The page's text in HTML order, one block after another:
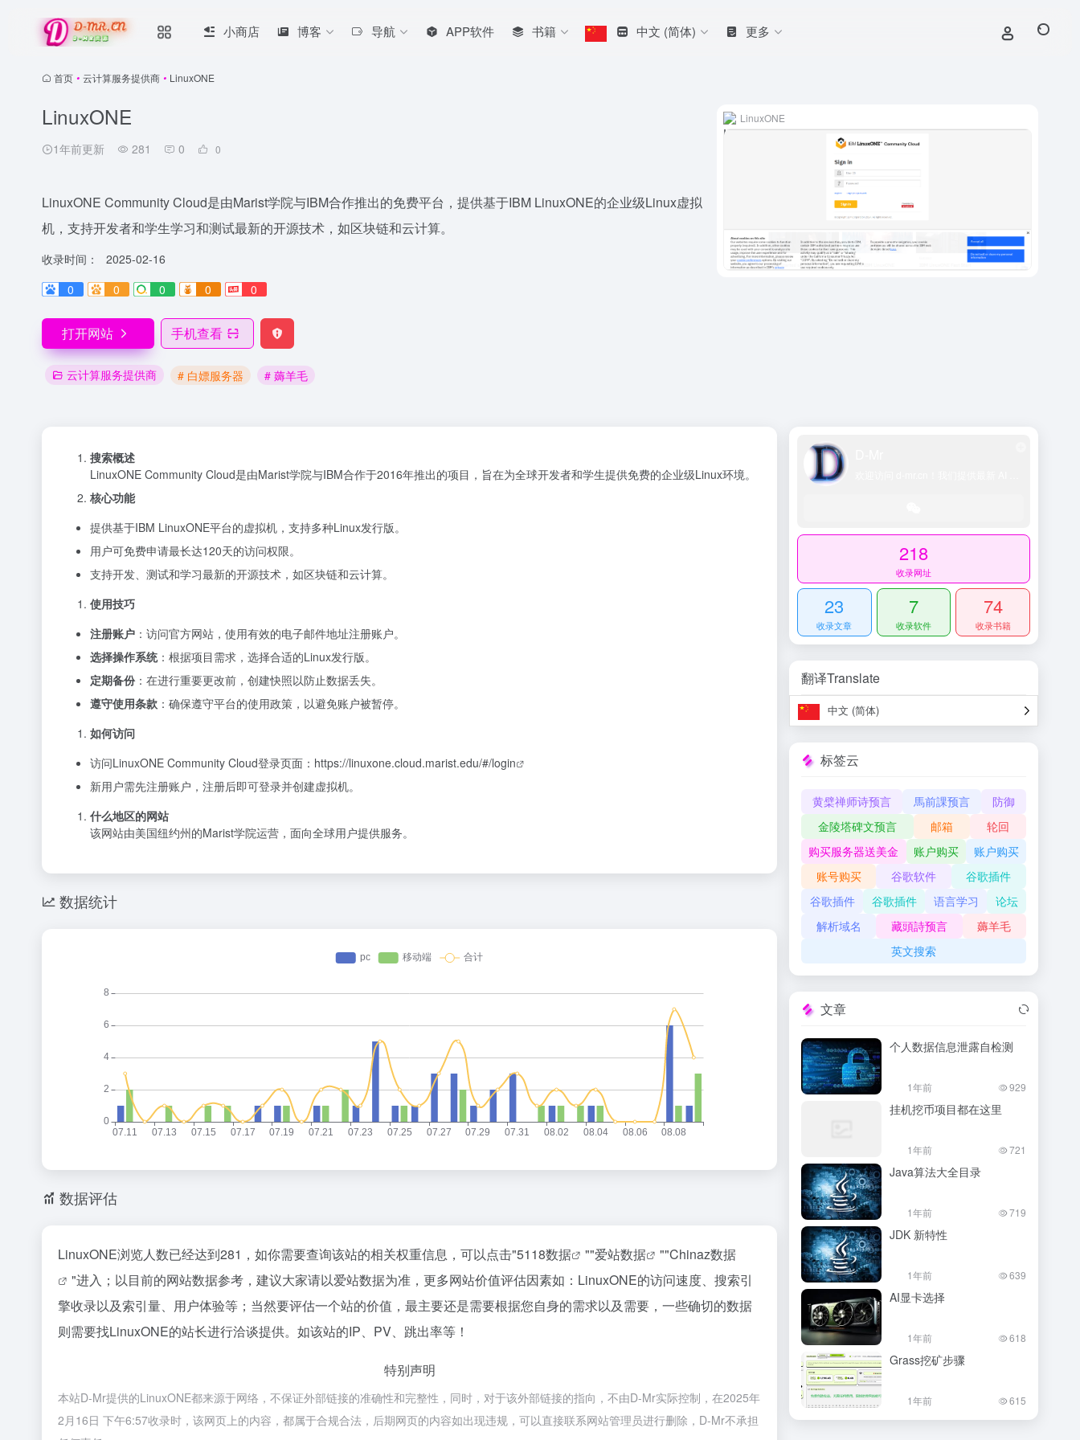
小商店 博客 导航 APP软件 书籍 中文 (简体) 更多
首页 • 云计算服务提供商 • LinuxONE
LinuxONE
1年前更新 281 0 0
LinuxONE Community Cloud是由Marist学院与IBM合作推出的免费平台，提供基于IBM LinuxONE的企业级Linux虚拟
机，支持开发者和学生学习和测试最新的开源技术，如区块链和云计算。
收录时间：
2025-02-16
0
0 0 0 0
打开网站 手机查看
云计算服务提供商 # 白嫖服务器 # 薅羊毛
LinuxONE
搜索概述
LinuxONE Community Cloud是由Marist学院与IBM合作于2016年推出的项目，旨在为全球开发者和学生提供免费的企业级Linux环境。
核心功能
提供基于IBM LinuxONE平台的虚拟机，支持多种Linux发行版。
用户可免费申请最长达120天的访问权限。
支持开发、测试和学习最新的开源技术，如区块链和云计算。
使用技巧
注册账户 ：访问官方网站，使用有效的电子邮件地址注册账户。
选择操作系统：根据项目需求，选择合适的Linux发行版。
定期备份：在进行重要更改前，创建快照以防止数据丢失。
遵守使用条款 ：确保遵守平台的使用政策，以避免账户被暂停。
如何访问
访问LinuxONE Community Cloud登录页面： https://linuxone.cloud.marist.edu/#/login
新用户需先注册账户，注册后即可登录并创建虚拟机。
什么地区的网站
该网站由美国纽约州的Marist学院运营，面向全球用户提供服务。
数据统计
数据评估
LinuxONE浏览人数已经达到281，如你需要查询该站的相关权重信息，可以点击"5118数据 ""爱站数据 ""Chinaz数据
"进入；以目前的网站数据参考，建议大家请以爱站数据为准，更多网站价值评估因素如：LinuxONE的访问速度、搜索引
擎收录以及索引量、用户体验等；当然要评估一个站的价值，最主要还是需要根据您自身的需求以及需要，一些确切的数据
则需要找LinuxONE的站长进行洽谈提供。如该站的IP、PV、跳出率等！
特别声明
本站D-Mr提供的LinuxONE都来源于网络，不保证外部链接的准确性和完整性，同时，对于该外部链接的指向，不由D-Mr实际控制，在2025年
2月16日 下午6:57收录时，该网页上的内容，都属于合规合法，后期网页的内容如出现违规，可以直接联系网站管理员进行删除，D-Mr不承担
218
收录网址
23
收录文章
7
收录软件
74
收录书籍
翻译Translate
中文 (简体)
标签云
黄檗禅师诗预言 馬前課预言
防御
金陵塔碑文预言
邮箱
轮回
购买服务器送美金
账户购买
账户购买
账号购买
谷歌软件
谷歌插件
谷歌插件
谷歌插件 语言学习
论坛
解析域名
藏頭詩预言
薅羊毛
英文搜索
文章
个人数据信息泄露自检测
1年前 929
挂机挖币项目都在这里
1年前 721
Java算法大全目录
1年前 719
JDK 新特性
1年前 639
AI显卡选择
1年前 618
Grass挖矿步骤
1年前 615